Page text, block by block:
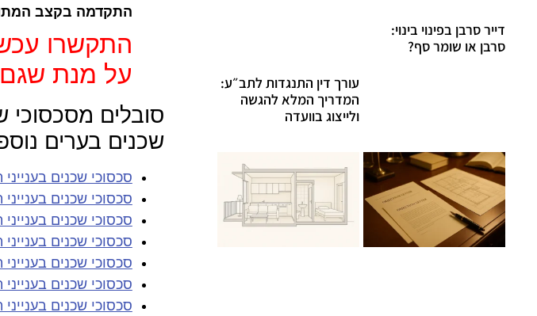
דייר סרבן בפינוי בינוי:
סרבן או שומר סף?
עורך דין התנגדות לתב״ע:
המדריך המלא להגשה
ולייצוג בוועדה
התקדמה בקצב
התקשרו
על מנת שגם
סובלים מסכסוכי
שכנים בערים
סכסוכי שכנים בענייני
סכסוכי שכנים
סכסוכי שכנים בענייני
סכסוכי שכנים
סכסוכי שכנים
סכסוכי שכנים בענייני
סכסוכי שכנים בענייני